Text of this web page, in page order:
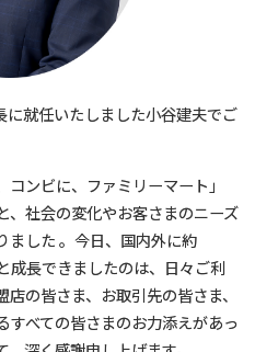
就任いたしました小谷建夫でご
ンビに、ファミリーマート」
、社会の変化やお客さまのニーズ
ました 。今日、国内外に約
成長できましたのは、日々ご利
の皆さま、お取引先の皆さま、
すべての皆さまのお力添えがあっ